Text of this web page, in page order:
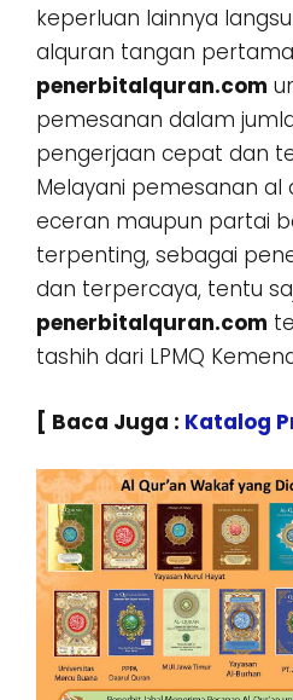
keperluan lainnya
alquran tangan
penerbitalquran.com
pemesanan dalam
pengerjaan cepat dan
Melayani pemesanan al
eceran maupun partai
terpenting, sebagai
dan terpercaya, tentu
penerbitalquran.com
tashih dari LPMQ
[ Baca Juga : Katalog